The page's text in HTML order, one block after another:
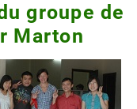
groupe de
Marton